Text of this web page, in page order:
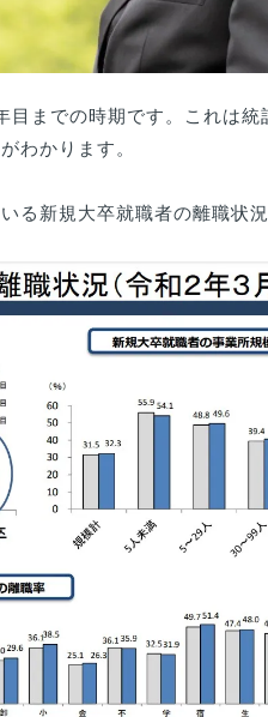
目までの時期です。これは
わかります。
る新規大卒就職者の離職状